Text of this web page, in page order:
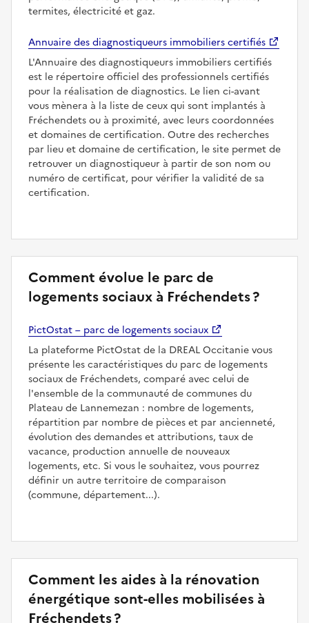
termites, électricité et gaz.
Annuaire des diagnostiqueurs immobiliers certifiés
L'Annuaire des diagnostiqueurs immobiliers certifiés
est le répertoire officiel des professionnels certifiés
pour la réalisation de diagnostics. Le lien ci-avant
vous mènera à la liste de ceux qui sont implantés à
Fréchendets ou à proximité, avec leurs coordonnées
et domaines de certification. Outre des recherches
par lieu et domaine de certification, le site permet de
retrouver un diagnostiqueur à partir de son nom ou
numéro de certificat, pour vérifier la validité de sa
certification.
Comment évolue le parc de
logements sociaux à Fréchendets ?
PictOstat – parc de logements sociaux
La plateforme PictOstat de la DREAL Occitanie vous
présente les caractéristiques du parc de logements
sociaux de Fréchendets, comparé avec celui de
l'ensemble de la communauté de communes du
Plateau de Lannemezan : nombre de logements,
répartition par nombre de pièces et par ancienneté,
évolution des demandes et attributions, taux de
vacance, production annuelle de nouveaux
logements, etc. Si vous le souhaitez, vous pourrez
définir un autre territoire de comparaison
(commune, département...).
Comment les aides à la rénovation
énergétique sont-elles mobilisées à
Fréchendets ?